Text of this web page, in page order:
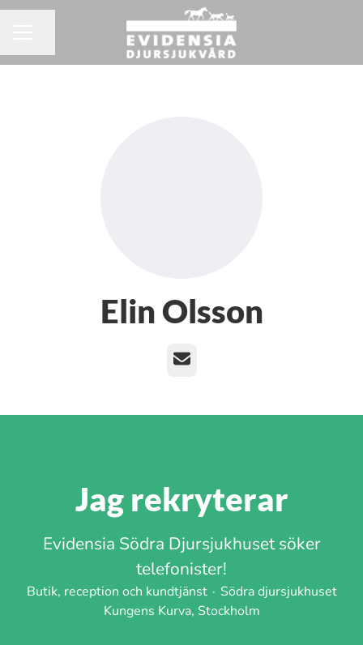
Elin Olsson
E-post
Jag rekryterar
Evidensia Södra Djursjukhuset söker
telefonister!
Butik, reception och kundtjänst · Södra djursjukhuset
Kungens Kurva, Stockholm